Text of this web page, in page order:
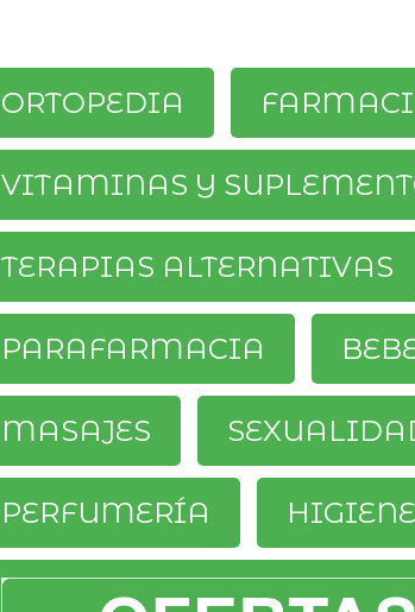
ORTOPEDIA
VITAMINAS Y
TERAPIAS ALTERNATIVAS
PARAFARMACIA
MASAJES
PERFUMERÍA HIGIENE